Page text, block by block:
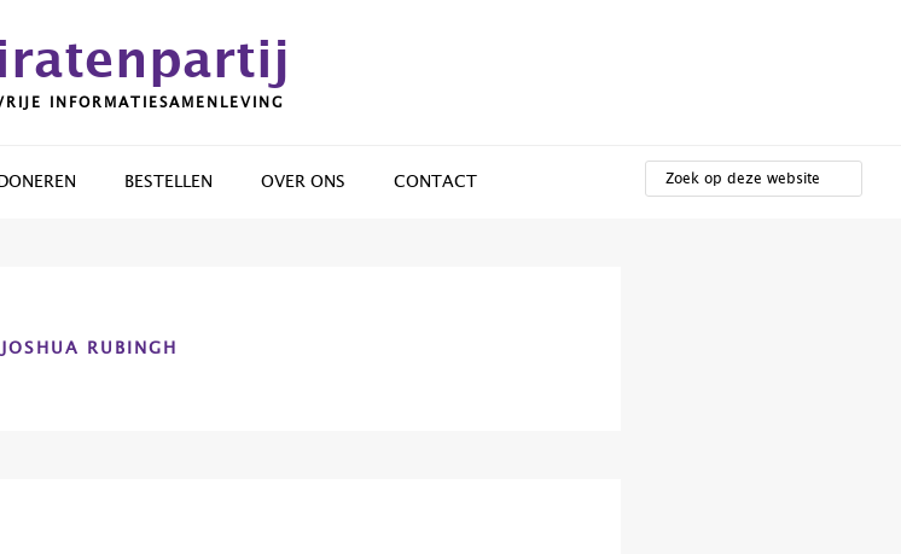
INFORMATIESAMENLEVING
DONEREN BESTELLEN OVER ONS CONTACT
OP
DEZE
JOSHUA RUBINGH